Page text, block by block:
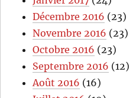
Décembre 2016 (23)
Novembre 2016 (23)
Octobre 2016 (23)
Septembre 2016 (12)
Août 2016 (16)